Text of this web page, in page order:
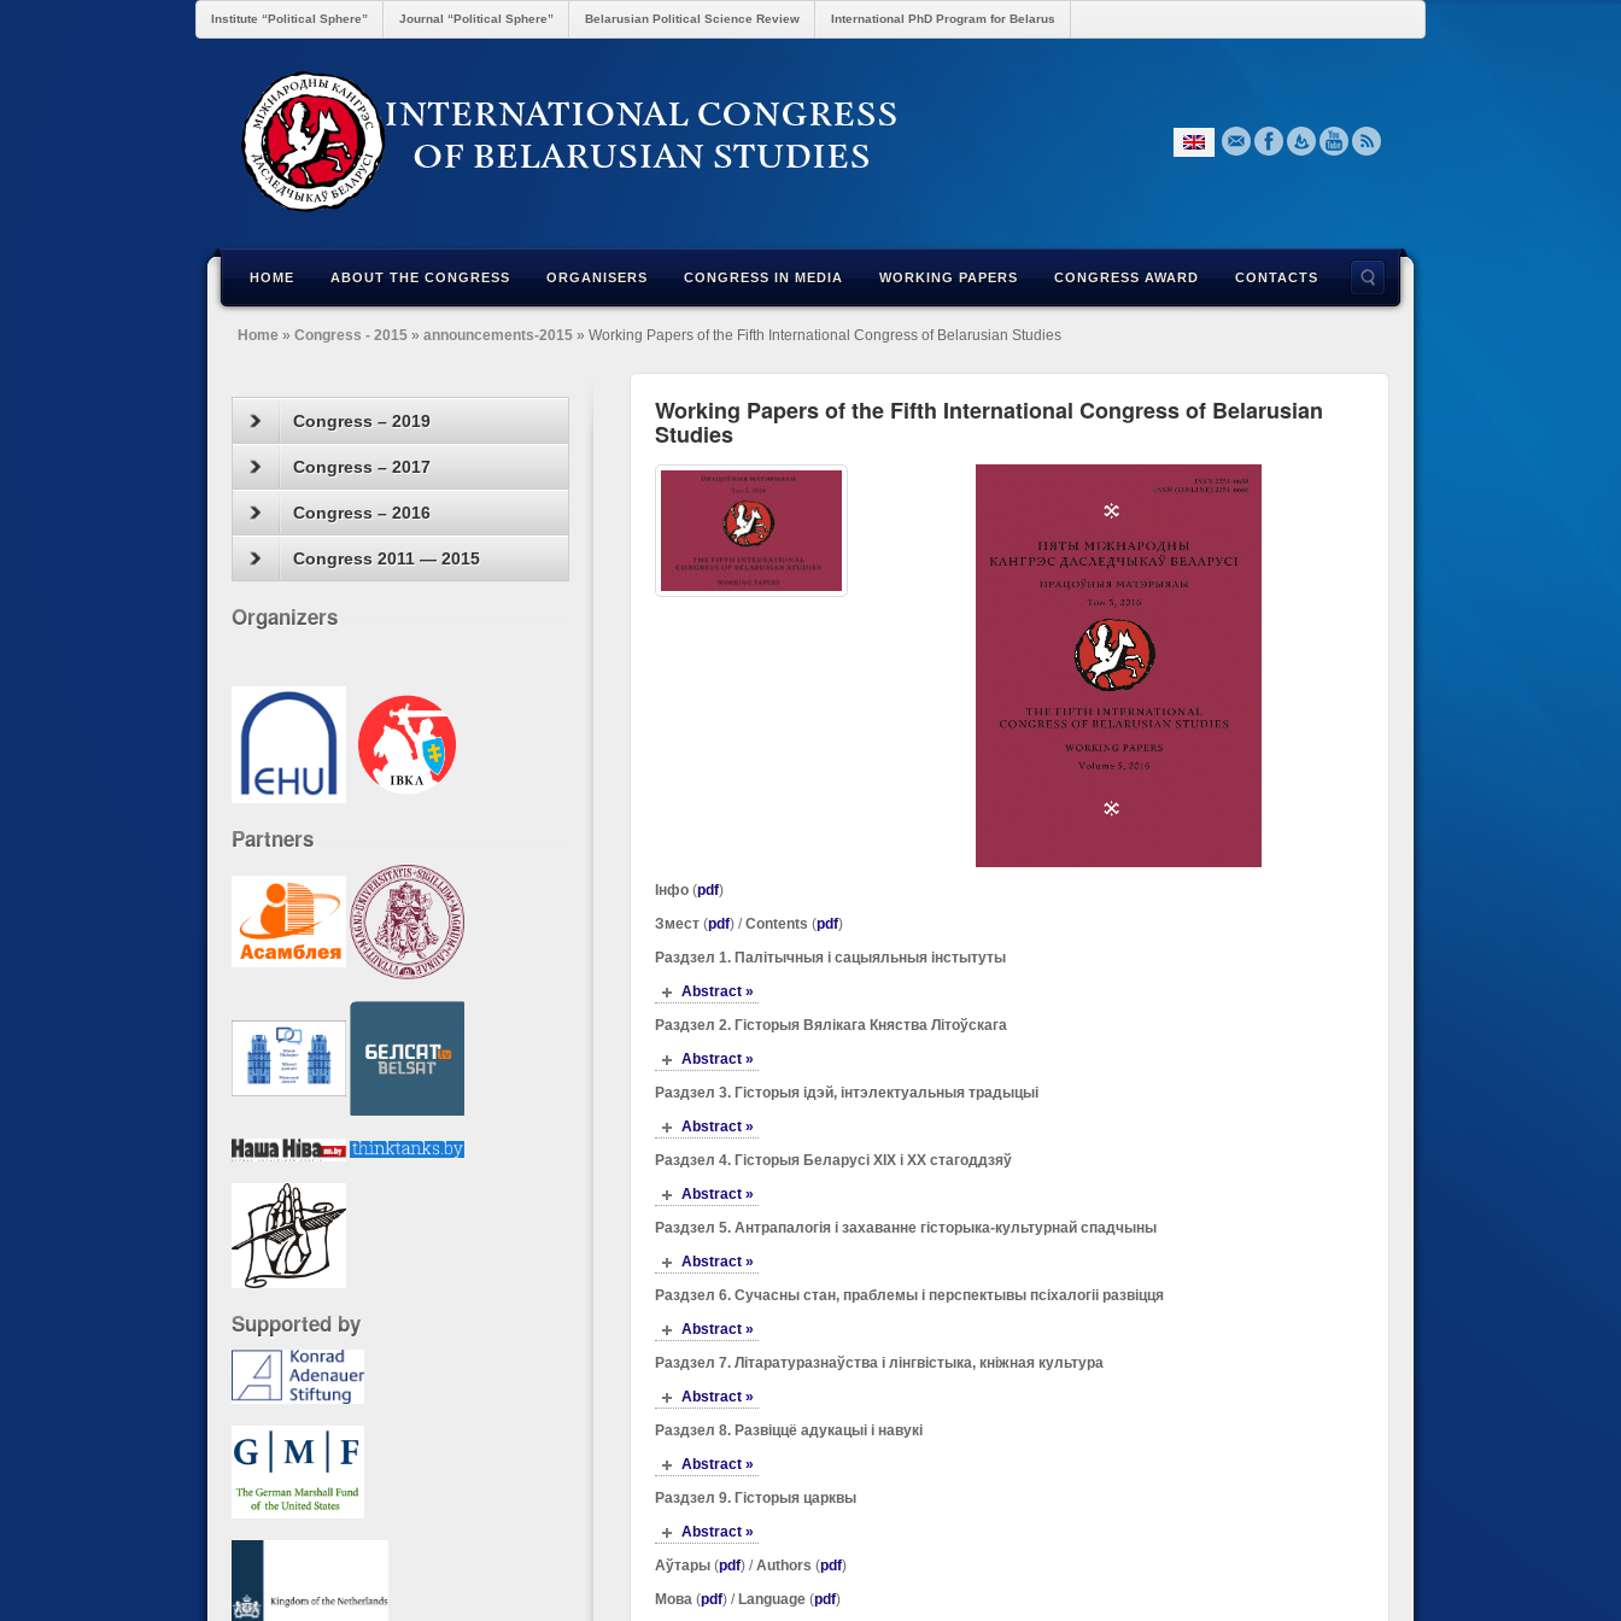
Institute “Political Sphere” Journal “Political Sphere” Belarusian Political Science Review International PhD Program for Belarus
HOME ABOUT THE CONGRESS ORGANISERS CONGRESS IN MEDIA WORKING PAPERS CONGRESS AWARD CONTACTS
Home » Congress - 2015 » announcements-2015 » Working Papers of the Fifth International Congress of Belarusian Studies
Congress – 2019
Congress – 2017
Congress – 2016
Congress 2011 — 2015
Organizers
Partners
Supported by
Working Papers of the Fifth International Congress of Belarusian
Studies
Інфо (pdf)
Змест (pdf) /Contents (pdf)
Раздзел 1. Палітычныя і сацыяльныя інстытуты
Abstract »
Раздзел 2. Гісторыя Вялікага Княства Літоўскага
Abstract »
Раздзел 3. Гісторыя ідэй, інтэлектуальныя традыцыі
Abstract »
Раздзел 4. Гісторыя Беларусі ХІХ і ХХ стагоддзяў
Abstract »
Раздзел 5. Антрапалогія і захаванне гісторыка-культурнай спадчыны
Abstract »
Раздзел 6. Сучасны стан, праблемы і перспектывы псіхалогіі развіцця
Abstract »
Раздзел 7. Літаратуразнаўства і лінгвістыка, кніжная культура
Abstract »
Раздзел 8. Развіццё адукацыі і навукі
Abstract »
Раздзел 9. Гісторыя царквы
Abstract »
Аўтары (pdf) /Authors (pdf)
Мова (pdf) /Language (pdf)